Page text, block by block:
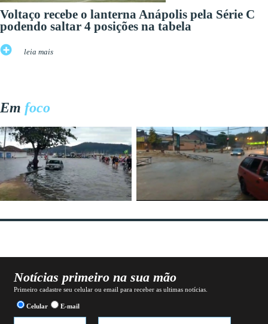
Voltaço recebe o lanterna Anápolis pela Série C
podendo saltar 4 posições na tabela
leia mais
Em foco
Notícias primeiro na sua mão
Primeiro cadastre seu celular ou email para receber as ultimas notícias.
Celular E-mail